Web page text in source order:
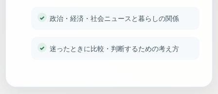
政治・経済・社会ニュースと暮らしの関係
迷ったときに比較・判断するための考え方